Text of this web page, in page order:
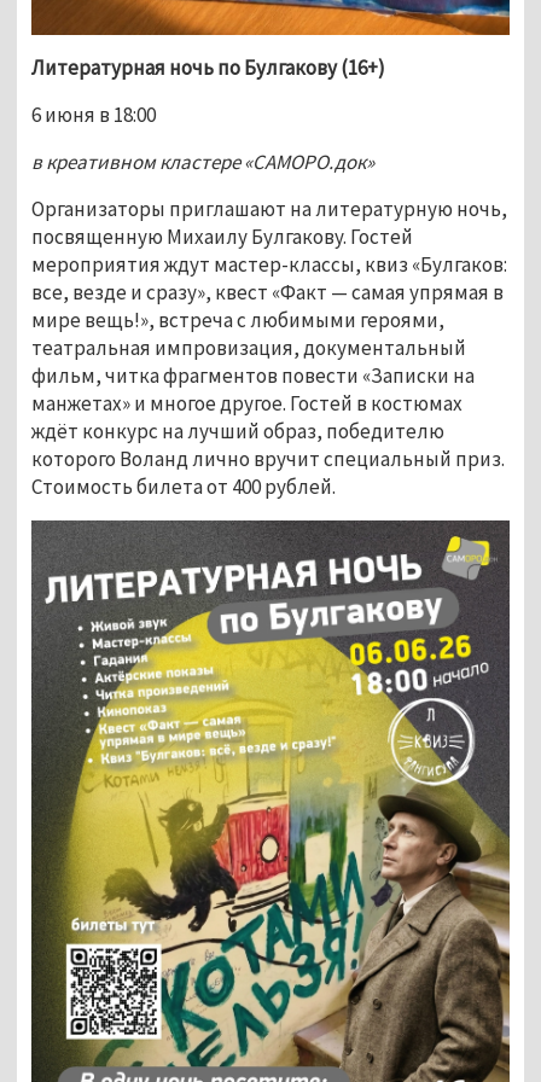
Литературная ночь по Булгакову (16+)
6 июня в 18:00
в креативном кластере «САМОРО.док»
Организаторы приглашают на литературную ночь,
посвященную Михаилу Булгакову. Гостей
мероприятия ждут мастер-классы, квиз «Булгаков:
все, везде и сразу», квест «Факт — самая упрямая в
мире вещь!», встреча с любимыми героями,
театральная импровизация, документальный
фильм, читка фрагментов повести «Записки на
манжетах» и многое другое. Гостей в костюмах
ждёт конкурс на лучший образ, победителю
которого Воланд лично вручит специальный приз.
Стоимость билета от 400 рублей.